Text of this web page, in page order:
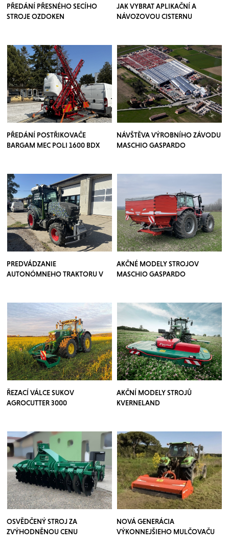
PŘEDÁNÍ PŘESNÉHO SECÍHO
STROJE OZDOKEN
JAK VYBRAT APLIKAČNÍ A
NÁVOZOVOU CISTERNU
PŘEDÁNÍ POSTŘIKOVAČE
BARGAM MEC POLI 1600 BDX
NÁVŠTĚVA VÝROBNÍHO ZÁVODU
MASCHIO GASPARDO
PREDVÁDZANIE
AUTONÓMNEHO TRAKTORU V
AKČNÉ MODELY STROJOV
MASCHIO GASPARDO
ŘEZACÍ VÁLCE SUKOV
AGROCUTTER 3000
AKČNÍ MODELY STROJŮ
KVERNELAND
OSVĚDČENÝ STROJ ZA
ZVÝHODNĚNOU CENU
NOVÁ GENERÁCIA
VÝKONNEJŠIEHO MULČOVAČU